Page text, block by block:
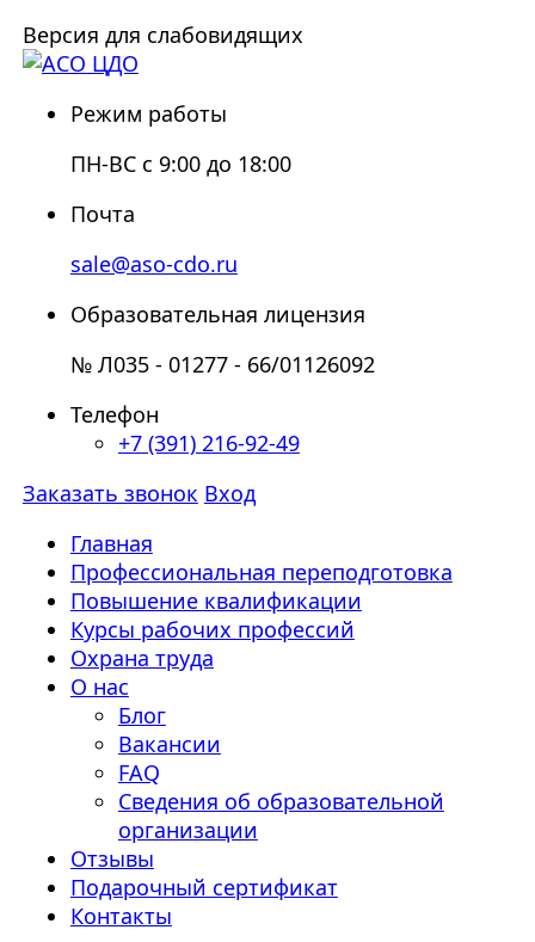
Версия для слабовидящих
Режим работы
ПН-ВС с 9:00 до 18:00
Почта
sale@aso-cdo.ru
Образовательная лицензия
№ Л035 - 01277 - 66/01126092
Телефон
+7 (391) 216-92-49
Заказать звонок Вход
Главная
Профессиональная переподготовка
Повышение квалификации
Курсы рабочих профессий
Охрана труда
О нас
Блог
Вакансии
FAQ
Сведения об образовательной
организации
Отзывы
Подарочный сертификат
Контакты